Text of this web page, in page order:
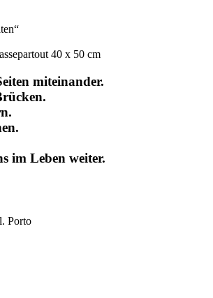
40 x 50 cm
miteinander.
im Leben weiter.
Porto